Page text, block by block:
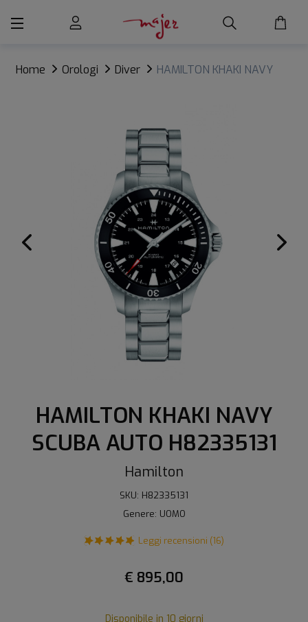
Home Orologi Diver
HAMILTON KHAKI NAVY
HAMILTON KHAKI NAVY
SCUBA AUTO H82335131
Hamilton
SKU: H82335131
Genere: UOMO
Leggi recensioni (16)
€ 895,00
Disponibile in 10 giorni